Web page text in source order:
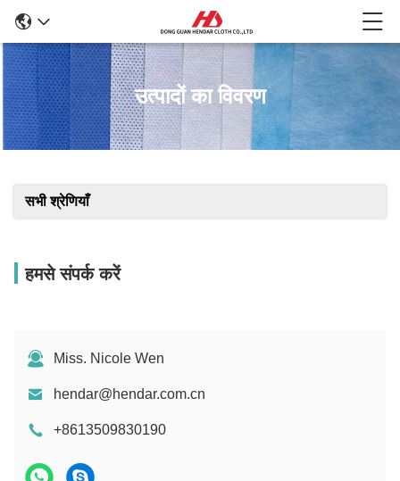
उत्पादों का विवरण
सभी श्रेणियाँ
हमसे संपर्क करें
Miss. Nicole Wen
hendar@hendar.com.cn
+8613509830190